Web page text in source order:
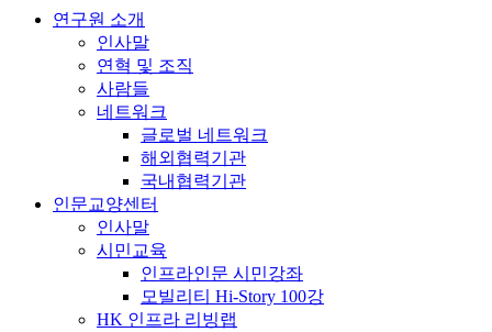
연구원 소개
인사말
연혁 및 조직
사람들
네트워크
글로벌 네트워크
해외협력기관
국내협력기관
인문교양센터
인사말
시민교육
인프라인문 시민강좌
모빌리티 Hi-Story 100강
HK 인프라 리빙랩